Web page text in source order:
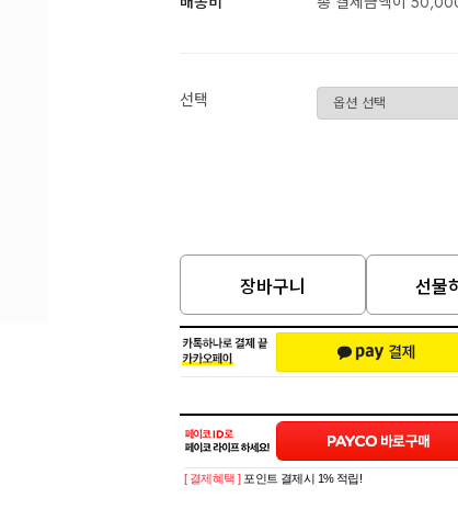
선택
장바구니 선물
[ 결제혜택 ] 포인트 결제시 1% 적립!